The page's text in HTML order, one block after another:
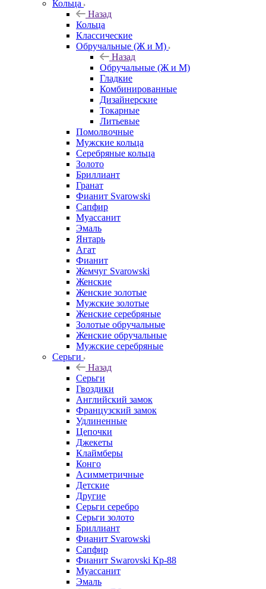
Кольца
Назад
Кольца
Классические
Обручальные (Ж и М)
Назад
Обручальные (Ж и М)
Гладкие
Комбинированные
Дизайнерские
Токарные
Литьевые
Помолвочные
Мужские кольца
Серебряные кольца
Золото
Бриллиант
Гранат
Фианит Svarowski
Сапфир
Муассанит
Эмаль
Янтарь
Агат
Фианит
Жемчуг Svarowski
Женские
Женские золотые
Мужские золотые
Женские серебряные
Золотые обручальные
Женские обручальные
Мужские серебряные
Серьги
Назад
Серьги
Гвоздики
Английский замок
Французский замок
Удлиненные
Цепочки
Джекеты
Клаймберы
Конго
Асимметричные
Детские
Другие
Серьги серебро
Серьги золото
Бриллиант
Фианит Svarowski
Сапфир
Фианит Swarovski Кр-88
Муассанит
Эмаль